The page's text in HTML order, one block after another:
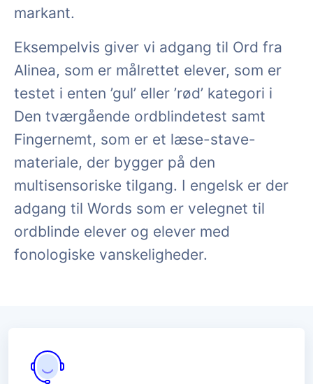
markant.
Eksempelvis giver vi adgang til Ord fra
Alinea, som er målrettet elever, som er
testet i enten ’gul’ eller ’rød’ kategori i
Den tværgående ordblindetest samt
Fingernemt, som er et læse-stave-
materiale, der bygger på den
multisensoriske tilgang. I engelsk er der
adgang til Words som er velegnet til
ordblinde elever og elever med
fonologiske vanskeligheder.